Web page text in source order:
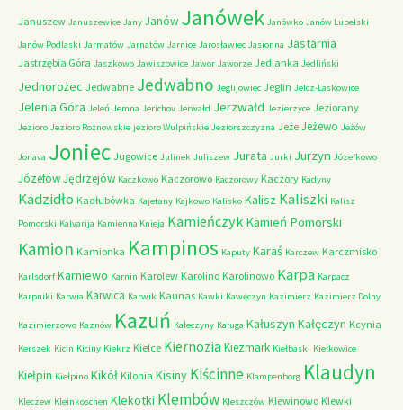
Januszew Januszewice Jany Janów Janówek Janówko Janów Lubelski
Janów Podlaski Jarmatów Jarnatów Jarnice Jarosławiec Jasionna Jastarnia
Jastrzębia Góra Jaszkowo Jawiszowice Jawor Jaworze Jedlanka Jedliński
Jednorożec Jedwabne Jedwabno Jeglijowiec Jeglin Jelcz-Laskowice
Jelenia Góra Jeleń Jemna Jerichov Jerwałd Jerzwałd Jezierzyce Jeziorany
Jezioro Jezioro Rożnowskie jezioro Wulpińskie Jeziorszczyzna Jeże Jeżewo Jeżów
Jonava Joniec Jugowice Julinek Juliszew Jurata Jurki Jurzyn Józefkowo
JózefówJędrzejów Kaczkowo Kaczorowo Kaczorowy Kaczory Kadyny
Kadzidło Kadłubówka Kajetany Kajkowo Kalisko Kalisz Kaliszki Kalisz
Pomorski Kalvarija Kamienna Knieja Kamieńczyk Kamień Pomorski
Kamion Kamionka Kampinos Kaputy Karaś Karczew Karczmisko
Karlsdorf Karniewo Karnin Karolew Karolino Karolinowo Karpa Karpacz
Karpniki Karwia Karwica Karwik Kaunas Kawki Kawęczyn Kazimierz Kazimierz Dolny
Kazimierzowo Kaznów Kazuń Kałeczyny Kaługa Kałuszyn Kałęczyn Kcynia
Kerszek Kicin Kiciny Kiekrz Kielce Kiernozia Kiezmark Kiełbaski Kiełkowice
Kiełpin Kiełpino Kikół Kilonia Kisiny Kiścinne Klampenborg Klaudyn
Kleczew Kleinkoschen Klekotki Klembów Kleszczów Klewinowo Klewki